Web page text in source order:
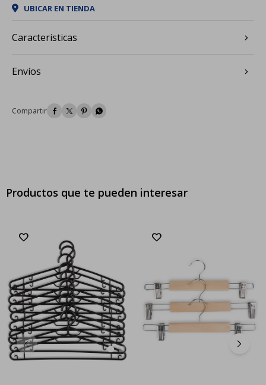
UBICAR EN TIENDA
Caracteristicas
Envíos
   
Productos que te pueden interesar